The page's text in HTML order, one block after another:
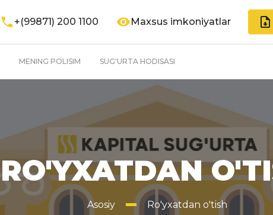
+(99871) 200 1100 Maxsus imkoniyatlar
MENING POLISIM SUG'URTA HODISASI
RO'YXATDAN
Asosiy Ro'yxatdan o'tish